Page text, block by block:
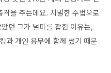
을 주는데요. 치밀한 수법으로
던 그가 덜미를 잡힌 이유는,
과 개인 용무에 함께 썼기 때문